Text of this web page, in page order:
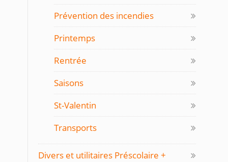
Prévention des incendies
Printemps
Rentrée
Saisons
St-Valentin
Transports
Divers et utilitaires Préscolaire +